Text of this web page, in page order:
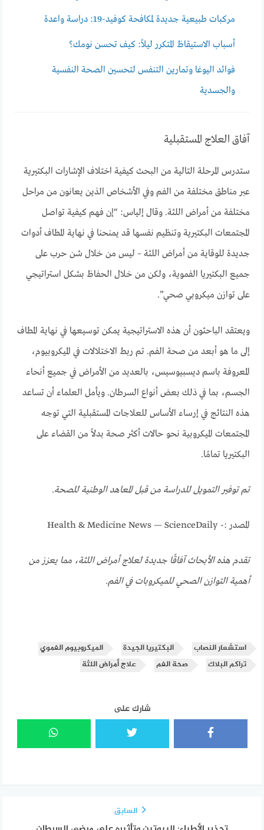
مركبات طبيعية جديدة لمكافحة كوفيد-19: دراسة واعدة
أسباب الاستيقاظ المتكرر ليلاً: كيف تحسن نومك؟
فوائد اليوغا وتمارين التنفس لتحسين الصحة النفسية
والجسدية
آفاق العلاج المستقبلية
ستدرس المرحلة التالية من البحث كيفية اختلاف الإشارات البكتيرية
عبر مناطق مختلفة من الفم وفي الأشخاص الذين يعانون من مراحل
مختلفة من أمراض اللثة. وقال إلياس: “إن فهم كيفية تواصل
المجتمعات البكتيرية وتنظيم نفسها قد يمنحنا في نهاية المطاف أدوات
جديدة للوقاية من أمراض اللثة – ليس من خلال شن حرب على
جميع البكتيريا الفموية، ولكن من خلال الحفاظ بشكل استراتيجي
على توازن ميكروبي صحي”.
ويعتقد الباحثون أن هذه الاستراتيجية يمكن توسيعها في نهاية المطاف
إلى ما هو أبعد من صحة الفم. تم ربط الاختلالات في الميكروبيوم،
المعروفة باسم ديسبيوسيس، بالعديد من الأمراض في جميع أنحاء
الجسم، بما في ذلك بعض أنواع السرطان. ويأمل العلماء أن تساعد
هذه النتائج في إرساء الأساس للعلاجات المستقبلية التي توجه
المجتمعات الميكروبية نحو حالات أكثر صحة بدلاً من القضاء على
البكتيريا تمامًا.
تم توفير التمويل للدراسة من قبل المعاهد الوطنية للصحة.
المصدر :- Health & Medicine News — ScienceDaily
تقدم هذه الأبحاث آفاقًا جديدة لعلاج أمراض اللثة، مما يعزز من
أهمية التوازن الصحي للميكروبات في الفم.
استشعار النصاب البكتيريا الجيدة
الميكروبيوم الفموي
تراكم البلاك
صحة الفم علاج أمراض اللثة
شارك على
السابق